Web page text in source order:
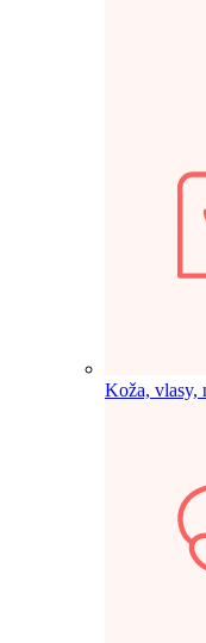
Koža, vlasy,